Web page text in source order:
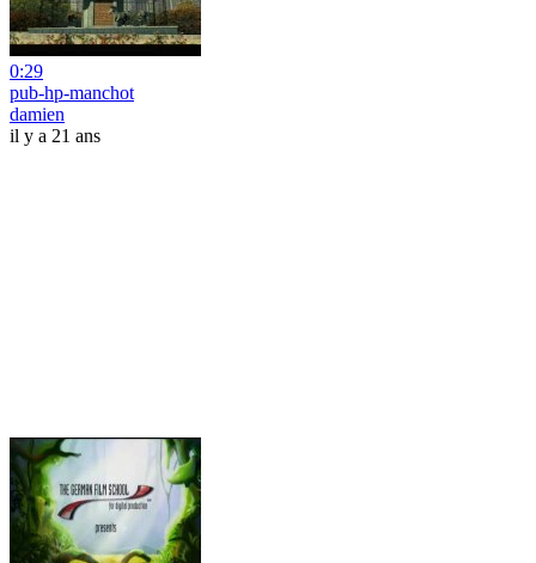
0:29
pub-hp-manchot
damien
il y a 21 ans